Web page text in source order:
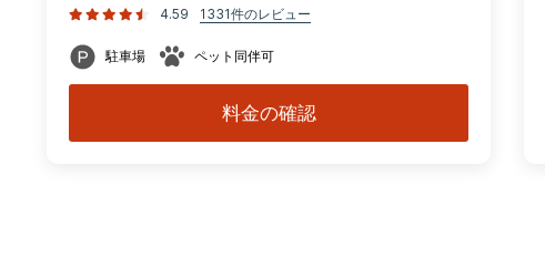
4.59
1331件のレビュー
駐車場 ペット同伴可
料金の確認